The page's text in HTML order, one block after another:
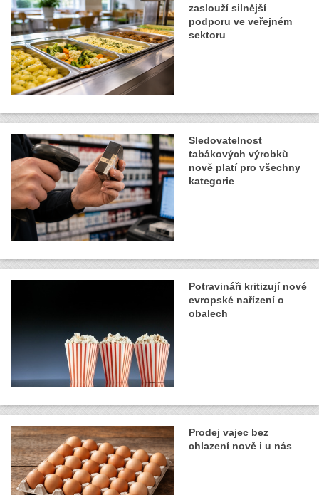
zaslouží silnější
podporu ve veřejném
sektoru
Sledovatelnost
tabákových výrobků
nově platí pro všechny
kategorie
Potravináři kritizují nové
evropské nařízení o
obalech
Prodej vajec bez
chlazení nově i u nás